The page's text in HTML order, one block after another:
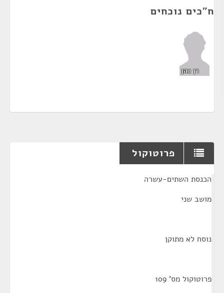
ח"כים נוכחים
רן כהן
פרוטוקול
הכנסת השתים-עשרה
מושב שני
נוסח לא מתוקן
פרוטוקול מס' 109